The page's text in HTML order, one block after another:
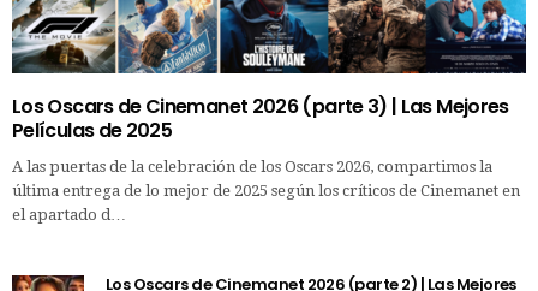
Los Oscars de Cinemanet 2026 (parte 3) | Las Mejores
Películas de 2025
A las puertas de la celebración de los Oscars 2026, compartimos la
última entrega de lo mejor de 2025 según los críticos de Cinemanet en
el apartado d…
Los Oscars de Cinemanet 2026 (parte 2) | Las Mejores